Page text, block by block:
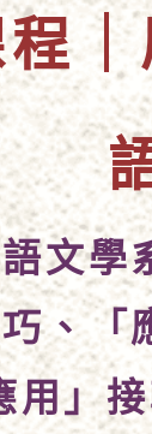
文學
、「
用」